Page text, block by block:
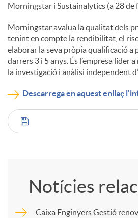
Morningstar i Sustainalytics (a 28 de
Morningstar avalua la qualitat dels
tenint en compte la rendibilitat, el
elaborar la seva pròpia qualificació a
darrers 3 i 5 anys. És l’empresa líder
la investigació i anàlisi independent
Descarrega en aquest enllaç
C
Notícies
Caixa Enginyers Gestió